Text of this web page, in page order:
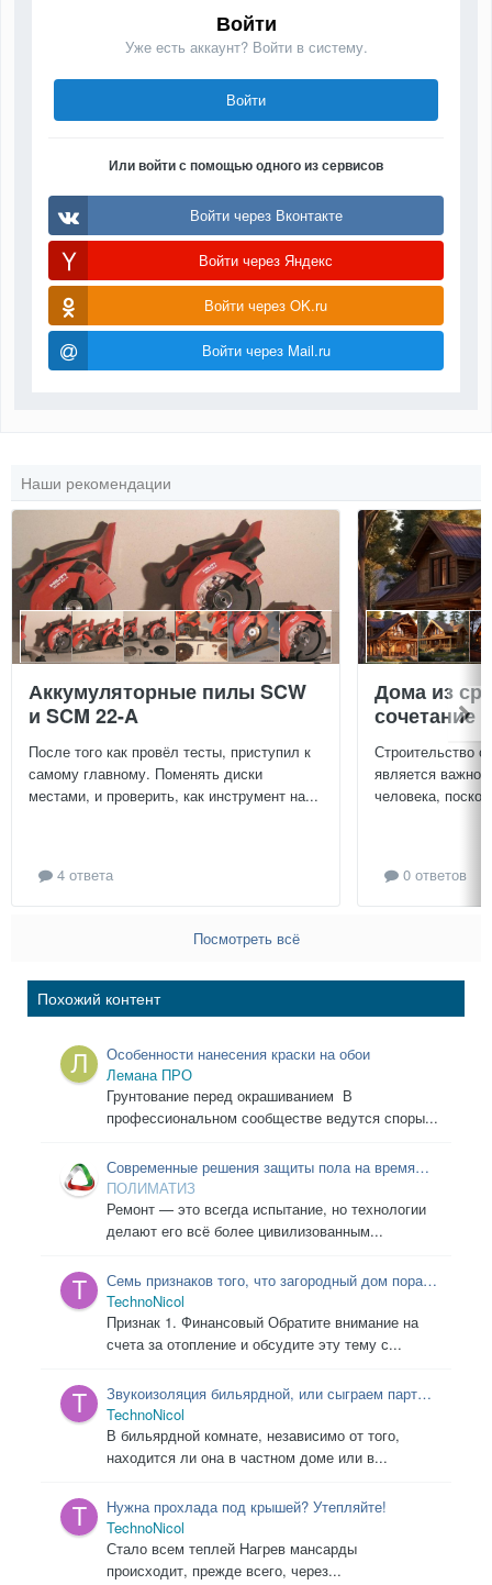
Войти
Уже есть аккаунт? Войти в систему.
Войти
Или войти с помощью одного из сервисов
Войти через Вконтакте
Войти через Яндекс
Войти через OK.ru
Войти через Mail.ru
Наши рекомендации
Аккумуляторные пилы SCW
и SCM 22-A
После того как провёл тесты, приступил к
самому главному. Поменять диски
местами, и проверить, как инструмент на...
4 ответа
Дома из
сочетание
Строительство
является
человека,
0 ответов
Посмотреть всё
Похожий контент
Особенности нанесения краски на обои
Лемана ПРО
Грунтование перед окрашиванием В
профессиональном сообществе ведутся споры...
Современные решения защиты пола на время
ремонта
ПОЛИМАТИЗ
Ремонт — это всегда испытание, но технологии
делают его всё более цивилизованным...
Семь признаков того, что загородный дом пора
утеплять
TechnoNicol
Признак 1. Финансовый Обратите внимание на
счета за отопление и обсудите эту тему с...
Звукоизоляция бильярдной, или сыграем партию
в тишине
TechnoNicol
В бильярдной комнате, независимо от того,
находится ли она в частном доме или в...
Нужна прохлада под крышей? Утепляйте!
TechnoNicol
Стало всем теплей Нагрев мансарды
происходит, прежде всего, через...